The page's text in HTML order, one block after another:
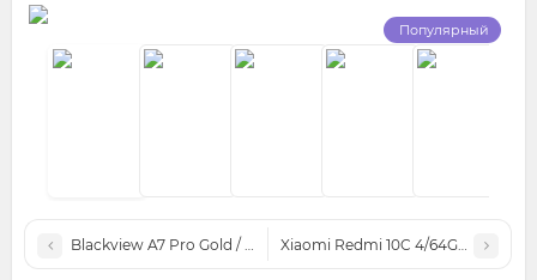
Популярный
Blackview A7 Pro Gold / 4 ядра / RAM 2 ГБ / 16 ГБ
Xiaomi Redmi 10C 4/64GB EU -